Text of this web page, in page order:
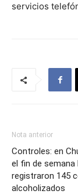
servicios
Nota anterior
Controles: en
el fin de semana
registraron 145
alcoholizados